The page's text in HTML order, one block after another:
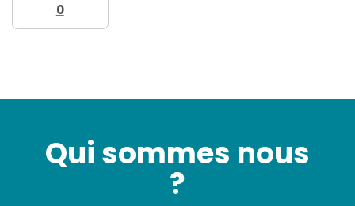
0
Qui sommes nous
?